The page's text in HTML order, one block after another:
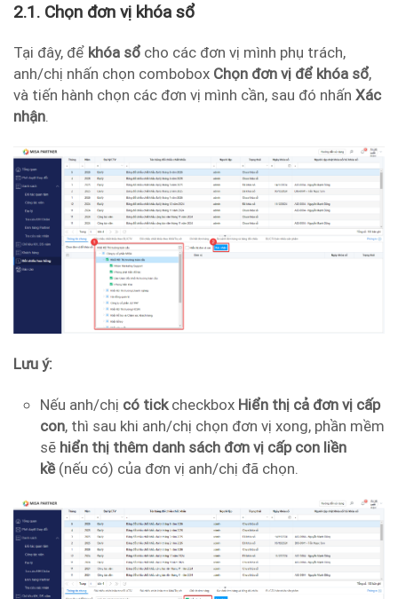
2.1. Chọn đơn vị khóa sổ
Tại đây, để khóa sổ cho các đơn vị mình phụ trách,
anh/chị nhấn chọn combobox Chọn đơn vị để khóa sổ,
và tiến hành chọn các đơn vị mình cần, sau đó nhấn Xác
nhận.
Lưu ý:
Nếu anh/chị có tickcheckbox Hiển thị cả đơn vị cấp
con, thì sau khi anh/chị chọn đơn vị xong, phần mềm
sẽ hiển thị thêm danh sách đơn vị cấp con liền
kề(nếu có) của đơn vị anh/chị đã chọn.